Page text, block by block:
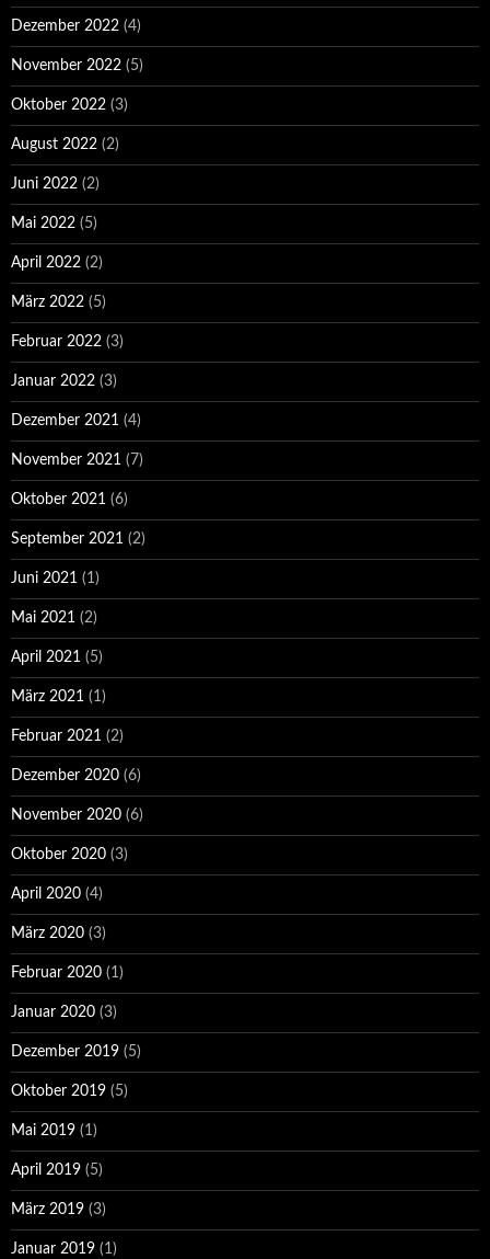
Dezember 2022 (4)
November 2022 (5)
Oktober 2022 (3)
August 2022 (2)
Juni 2022 (2)
Mai 2022 (5)
April 2022 (2)
März 2022 (5)
Februar 2022 (3)
Januar 2022 (3)
Dezember 2021 (4)
November 2021 (7)
Oktober 2021 (6)
September 2021 (2)
Juni 2021 (1)
Mai 2021 (2)
April 2021 (5)
März 2021 (1)
Februar 2021 (2)
Dezember 2020 (6)
November 2020 (6)
Oktober 2020 (3)
April 2020 (4)
März 2020 (3)
Februar 2020 (1)
Januar 2020 (3)
Dezember 2019 (5)
Oktober 2019 (5)
Mai 2019 (1)
April 2019 (5)
März 2019 (3)
Januar 2019 (1)